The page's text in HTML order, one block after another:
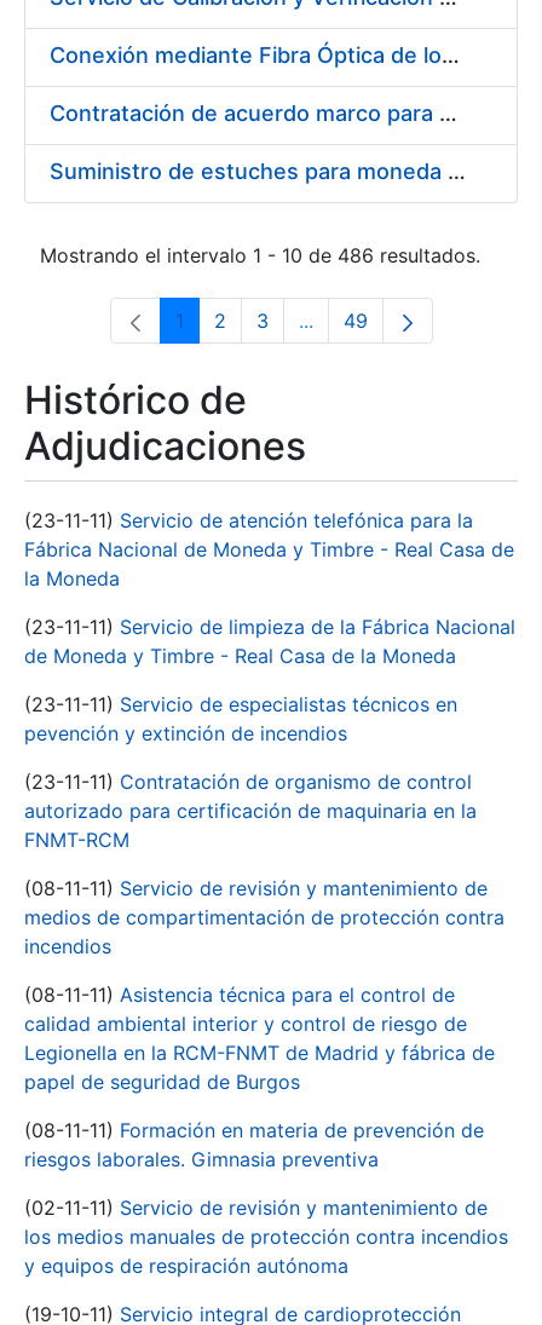
Conexión mediante Fibra Óptica de los Centros de Proceso de Datos (CPDs) de las sedes de la FNMT-RCM de Burgos y Madrid
Contratación de acuerdo marco para el Suministro de Material de Electricidad para la Fábrica Nacional de Moneda y Timbre-Real Casa de la Moneda en su centro de trabajo de Burgos
Suministro de estuches para moneda de 30 €
Mostrando el intervalo 1 - 10 de 486 resultados.
Página
1 Página
2 Página
3 ...Páginas intermedias Use
Página
49
Histórico de
Adjudicaciones
(23-11-11) Servicio de atención telefónica para la
Fábrica Nacional de Moneda y Timbre - Real Casa de
la Moneda
(23-11-11) Servicio de limpieza de la Fábrica Nacional
de Moneda y Timbre - Real Casa de la Moneda
(23-11-11) Servicio de especialistas técnicos en
pevención y extinción de incendios
(23-11-11) Contratación de organismo de control
autorizado para certificación de maquinaria en la
FNMT-RCM
(08-11-11) Servicio de revisión y mantenimiento de
medios de compartimentación de protección contra
incendios
(08-11-11) Asistencia técnica para el control de
calidad ambiental interior y control de riesgo de
Legionella en la RCM-FNMT de Madrid y fábrica de
papel de seguridad de Burgos
(08-11-11) Formación en materia de prevención de
riesgos laborales. Gimnasia preventiva
(02-11-11) Servicio de revisión y mantenimiento de
los medios manuales de protección contra incendios
y equipos de respiración autónoma
(19-10-11) Servicio integral de cardioprotección